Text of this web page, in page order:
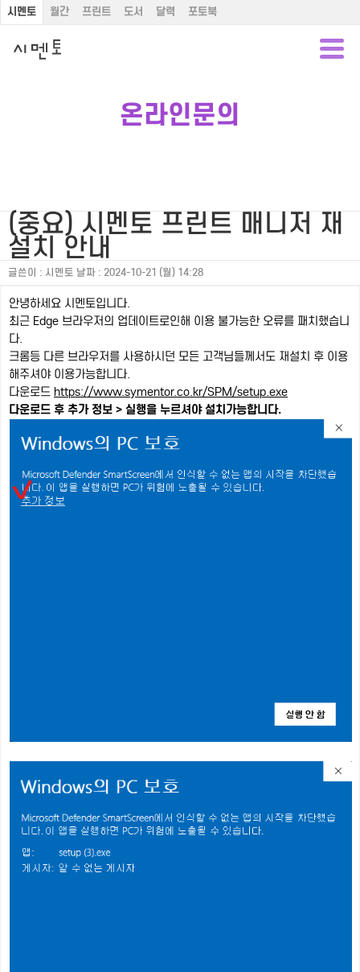
시멘토 월간 프린트 도서 달력 포토북
온라인문의
(중요) 시멘토 프린트 매니저 재
설치 안내
글쓴이 : 시멘토 날짜 : 2024-10-21 (월) 14:28
안녕하세요 시멘토입니다.
최근 Edge 브라우저의 업데이트로인해 이용 불가능한 오류를 패치했습니
다.
크롬등 다른 브라우저를 사용하시던 모든 고객님들께서도 재설치 후 이용
해주셔야 이용가능합니다.
다운로드 https://www.symentor.co.kr/SPM/setup.exe
다운로드 후 추가 정보 > 실행을 누르셔야 설치가능합니다.